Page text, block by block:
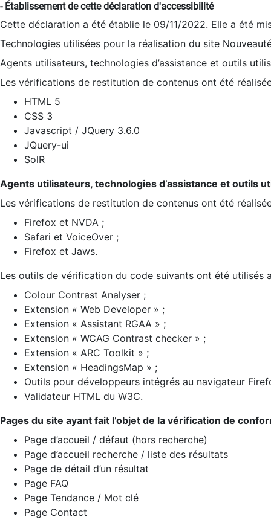
- Établissement de cette déclaration d'accessibilité
Cette déclaration a été établie le 09/11/2022. Elle a été
Technologies utilisées pour la réalisation du site
Agents utilisateurs, technologies d’assistance et outils
Les vérifications de restitution de contenus ont été
HTML 5
CSS 3
Javascript / JQuery 3.6.0
JQuery-ui
SolR
Agents utilisateurs, technologies d’assistance et outils
Les vérifications de restitution de contenus ont été
Firefox et NVDA ;
Safari et VoiceOver ;
Firefox et Jaws.
Les outils de vérification du code suivants ont été utilisés
Colour Contrast Analyser ;
Extension « Web Developer » ;
Extension « Assistant RGAA » ;
Extension « WCAG Contrast checker » ;
Extension « ARC Toolkit » ;
Extension « HeadingsMap » ;
Outils pour développeurs intégrés au navigateur
Validateur HTML du W3C.
Pages du site ayant fait l’objet de la vérification de
Page d’accueil / défaut (hors recherche)
Page d’accueil recherche / liste des résultats
Page de détail d’un résultat
Page FAQ
Page Tendance / Mot clé
Page Contact